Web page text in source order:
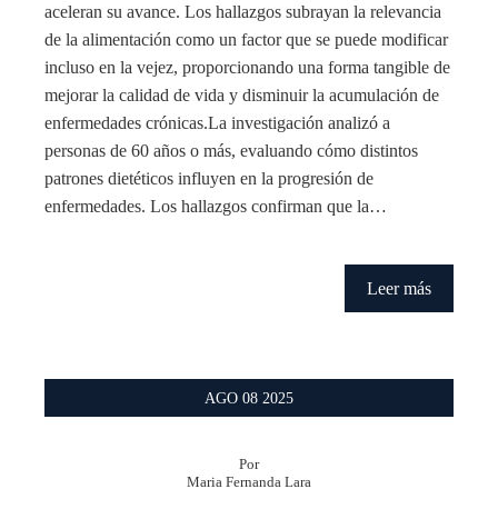
aceleran su avance. Los hallazgos subrayan la relevancia
de la alimentación como un factor que se puede modificar
incluso en la vejez, proporcionando una forma tangible de
mejorar la calidad de vida y disminuir la acumulación de
enfermedades crónicas.La investigación analizó a
personas de 60 años o más, evaluando cómo distintos
patrones dietéticos influyen en la progresión de
enfermedades. Los hallazgos confirman que la…
Leer más
AGO 08 2025
Por
Maria Fernanda Lara